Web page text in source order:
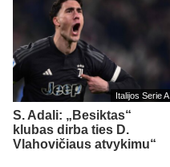
Italijos Serie A
S. Adali: „Besiktas“
klubas dirba ties D.
Vlahovičiaus atvykimu“